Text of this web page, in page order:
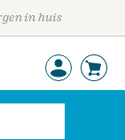
in huis